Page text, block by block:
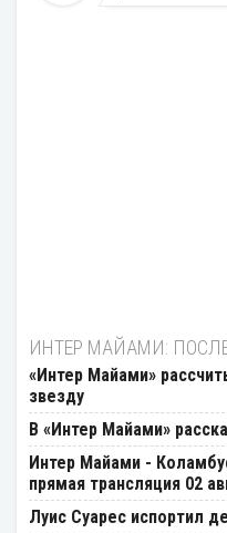
ИНТЕР МАЙАМИ:
«Интер Майами»
звезду
В «Интер Майами»
Интер Майами -
прямая трансляция 02
Луис Суарес испортил